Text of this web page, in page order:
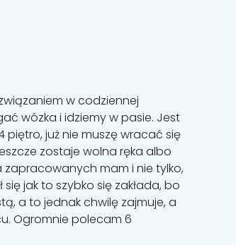
w codziennej
wózka i idziemy w pasie. Jest
już nie muszę wracać się
zostaje wolna ręka albo
zapracowanych mam i nie tylko,
się jak to szybko się zakłada, bo
a to jednak chwilę zajmuje, a
Ogromnie polecam 6